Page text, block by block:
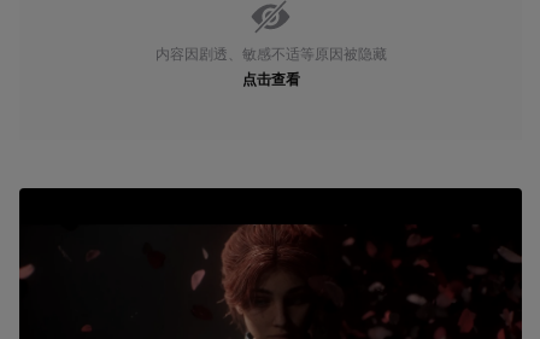
内容因剧透、敏感不适等原因被隐藏
点击查看